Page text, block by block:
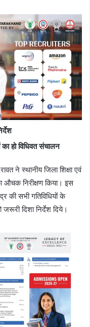
का हो विधिवत संचालन
ने स्थानीय जिला शिक्षा एवं
औचक निरीक्षण किया। इस
की सभी गतिविधियों के
दिशा निर्देश दिये।